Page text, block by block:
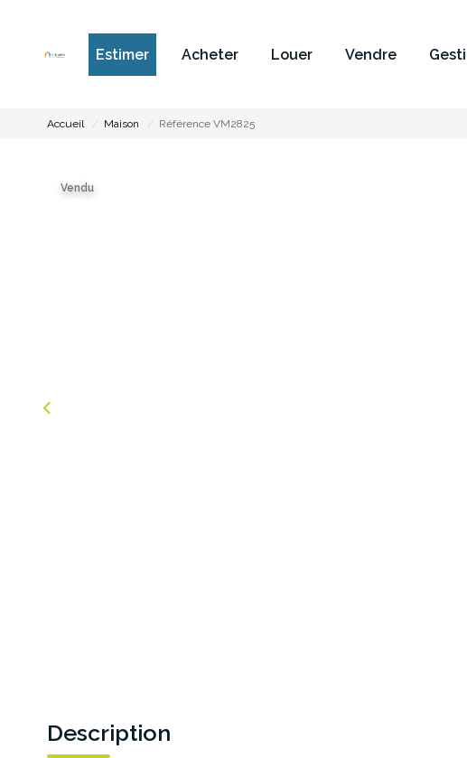
Estimer Acheter Louer Vendre
Accueil Maison Référence VM2825
Vendu
Description